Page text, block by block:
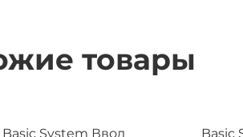
товары
Basic System Ввод
Basic